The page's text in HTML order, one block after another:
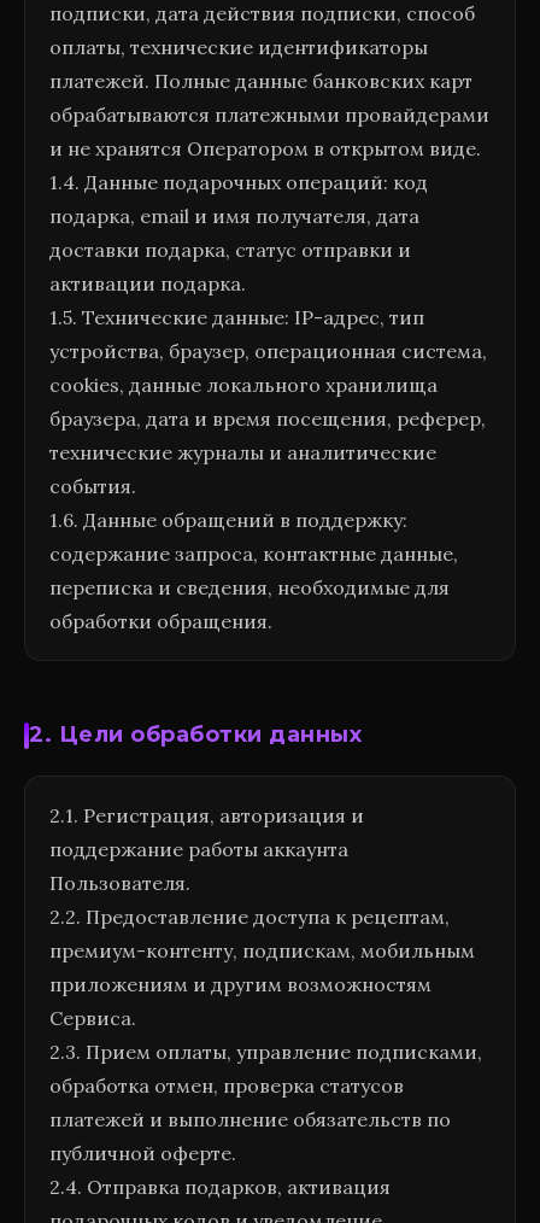
подписки, дата действия подписки, способ
оплаты, технические идентификаторы
платежей. Полные данные банковских карт
обрабатываются платежными провайдерами
и не хранятся Оператором в открытом виде.
1.4. Данные подарочных операций: код
подарка, email и имя получателя, дата
доставки подарка, статус отправки и
активации подарка.
1.5. Технические данные: IP-адрес, тип
устройства, браузер, операционная система,
cookies, данные локального хранилища
браузера, дата и время посещения, реферер,
технические журналы и аналитические
события.
1.6. Данные обращений в поддержку:
содержание запроса, контактные данные,
переписка и сведения, необходимые для
обработки обращения.
2. Цели обработки данных
2.1. Регистрация, авторизация и
поддержание работы аккаунта
Пользователя.
2.2. Предоставление доступа к рецептам,
премиум-контенту, подпискам, мобильным
приложениям и другим возможностям
Сервиса.
2.3. Прием оплаты, управление подписками,
обработка отмен, проверка статусов
платежей и выполнение обязательств по
публичной оферте.
2.4. Отправка подарков, активация